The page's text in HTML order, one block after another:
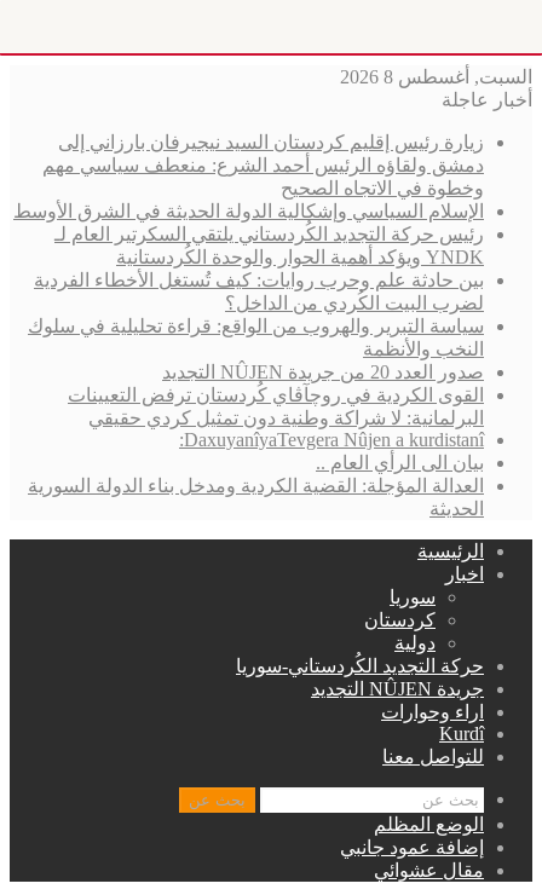
السبت, أغسطس 8 2026
أخبار عاجلة
زيارة رئيس إقليم كردستان السيد نيجيرفان بارزاني إلى
دمشق ولقاؤه الرئيس أحمد الشرع: منعطف سياسي مهم
وخطوة في الاتجاه الصحيح
الإسلام السياسي وإشكالية الدولة الحديثة في الشرق الأوسط
رئيس حركة التجديد الكُردستاني يلتقي السكرتير العام لـ
YNDK ويؤكد أهمية الحوار والوحدة الكُردستانية
بين حادثة علم وحرب روايات: كيف تُستغل الأخطاء الفردية
لضرب البيت الكُردي من الداخل؟
سياسة التبرير والهروب من الواقع: قراءة تحليلية في سلوك
النخب والأنظمة
صدور العدد 20 من جريدة NÛJEN التجديد
القوى الكردية في روچآڤاي كُردستان ترفض التعيينات
البرلمانية: لا شراكة وطنية دون تمثيل كردي حقيقي
DaxuyanîyaTevgera Nûjen a kurdistanî:
بيان الى الرأي العام ..
العدالة المؤجلة: القضية الكردية ومدخل بناء الدولة السورية
الحديثة
الرئيسية
اخبار
سوريا
كردستان
دولية
حركة التجديد الكُردستاني-سوريا
جريدة NÛJEN التجديد
اراء وحوارات
Kurdî
للتواصل معنا
بحث عن
الوضع المظلم
إضافة عمود جانبي
مقال عشوائي